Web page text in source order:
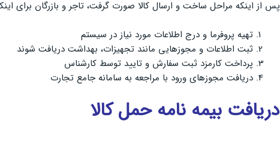
پس از اینکه مراحل ساخت و ارسال کالا صورت گرفت، تاجر و بازرگان برای
تهیه پروفرما و درج اطلاعات مورد نیاز در سیستم
ثبت اطلاعات و مجوزهایی مانند تجهیزات، بهداشت دریافت شوند
پرداخت کارمزد ثبت سفارش و تایید توسط کارشناس
دریافت مجوزهای ورود با مراجعه به سامانه جامع تجارت
دریافت بیمه نامه حمل کالا